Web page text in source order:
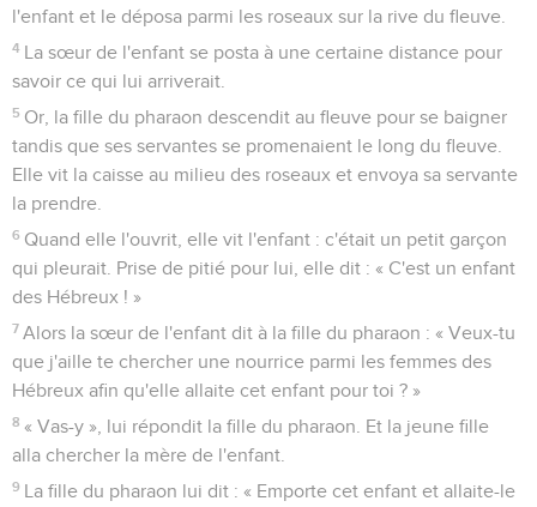
l'enfant et le déposa parmi les roseaux sur la rive du fleuve.
4
La sœur de l'enfant se posta à une certaine distance pour
savoir ce qui lui arriverait.
5 Or, la fille du pharaon descendit au fleuve pour se baigner
tandis que ses servantes se promenaient le long du fleuve.
Elle vit la caisse au milieu des roseaux et envoya sa servante
la prendre.
6 Quand elle l'ouvrit, elle vit l'enfant : c'était un petit garçon
qui pleurait. Prise de pitié pour lui, elle dit : « C'est un enfant
des Hébreux ! »
7 Alors la sœur de l'enfant dit à la fille du pharaon : « Veux-tu
que j'aille te chercher une nourrice parmi les femmes des
Hébreux afin qu'elle allaite cet enfant pour toi ? »
8 « Vas-y », lui répondit la fille du pharaon. Et la jeune fille
alla chercher la mère de l'enfant.
9
La fille du pharaon lui dit : « Emporte cet enfant et allaite-le